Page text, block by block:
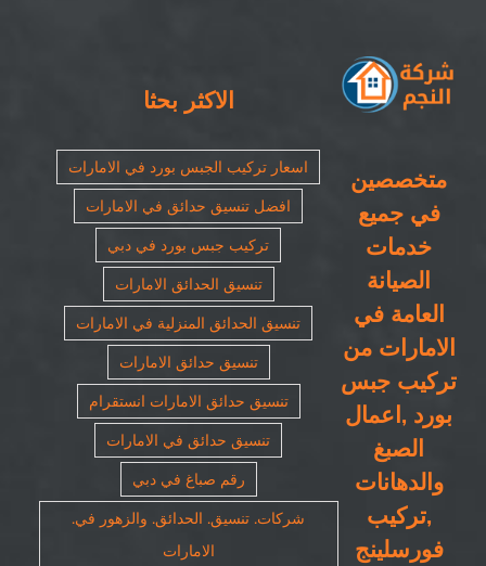
متخصصين
في جميع
خدمات
الصيانة
العامة في
الامارات من
تركيب جبس
بورد ,اعمال
الصبغ
والدهانات
,تركيب
فورسلينج
الاكثر بحثا
اسعار تركيب الجبس بورد في الامارات
افضل تنسيق حدائق في الامارات
تركيب جبس بورد في دبي
تنسيق الحدائق الامارات
تنسيق الحدائق المنزلية في الامارات
تنسيق حدائق الامارات
تنسيق حدائق الامارات انستقرام
تنسيق حدائق في الامارات
رقم صباغ في دبي
شركات. تنسيق. الحدائق. والزهور في.
الامارات